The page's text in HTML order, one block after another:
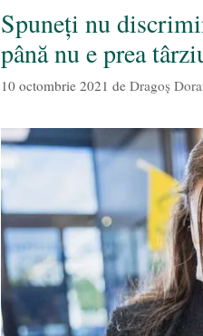
Spuneți nu
până nu e prea
10 octombrie 2021 de Dragoș